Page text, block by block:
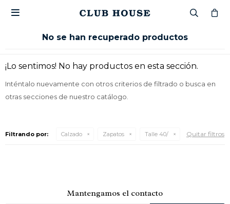

No se han recuperado productos
¡Lo sentimos! No hay productos en esta sección.
Inténtalo nuevamente con otros criterios de filtrado o busca en
otras secciones de nuestro catálogo.
Filtrando por: Calzado Zapatos Talle 40/ Quitar filtros
Mantengamos el contacto